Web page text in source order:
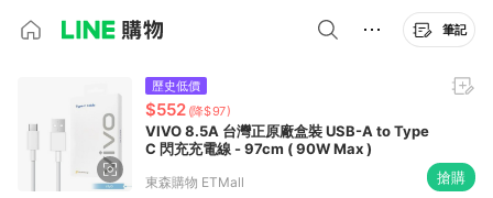
筆記
歷史低價
$552 (降$97)
VIVO 8.5A 台灣正原廠盒裝 USB-A to Type
C 閃充充電線 - 97cm ( 90W Max )
東森購物 ETMall 搶購